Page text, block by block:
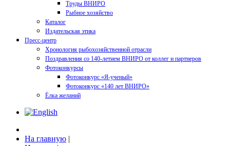
Труды ВНИРО
Рыбное хозяйство
Каталог
Издательская этика
Пресс-центр
Хронология рыбохозяйственной отрасли
Поздравления со 140-летием ВНИРО от коллег и партнеров
Фотоконкурсы
Фотоконкурс «Я-ученый»
Фотоконкурс «140 лет ВНИРО»
Ёлка желаний
На главную |